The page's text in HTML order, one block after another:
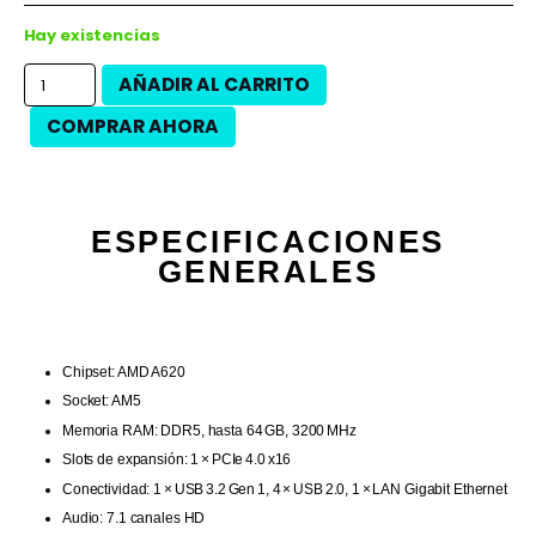
Hay existencias
AÑADIR AL CARRITO
COMPRAR AHORA
ESPECIFICACIONES
GENERALES
Chipset: AMD A620
Socket: AM5
Memoria RAM: DDR5, hasta 64 GB, 3200 MHz
Slots de expansión: 1 × PCIe 4.0 x16
Conectividad: 1 × USB 3.2 Gen 1, 4 × USB 2.0, 1 × LAN Gigabit Ethernet
Audio: 7.1 canales HD